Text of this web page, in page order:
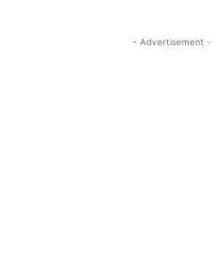
- Advertisement -